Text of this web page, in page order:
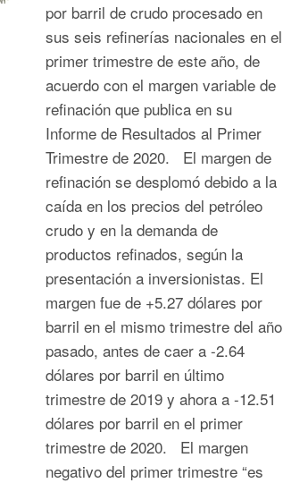
por barril de crudo procesado en
sus seis refinerías nacionales en el
primer trimestre de este año, de
acuerdo con el margen variable de
refinación que publica en su
Informe de Resultados al Primer
Trimestre de 2020. El margen de
refinación se desplomó debido a la
caída en los precios del petróleo
crudo y en la demanda de
productos refinados, según la
presentación a inversionistas. El
margen fue de +5.27 dólares por
barril en el mismo trimestre del año
pasado, antes de caer a -2.64
dólares por barril en último
trimestre de 2019 y ahora a -12.51
dólares por barril en el primer
trimestre de 2020. El margen
negativo del primer trimestre “es